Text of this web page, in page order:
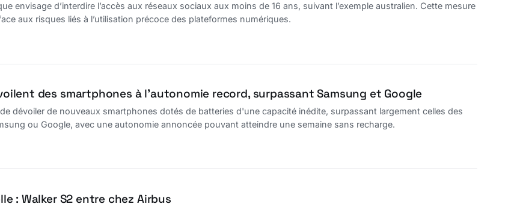
envisage d’interdire l’accès aux réseaux sociaux aux moins de 16 ans, suivant l’exemple australien. Cette mesure
aux risques liés à l’utilisation précoce des plateformes numériques.
des smartphones à l’autonomie record, surpassant Samsung et Google
dévoiler de nouveaux smartphones dotés de batteries d'une capacité inédite, surpassant largement celles des
ou Google, avec une autonomie annoncée pouvant atteindre une semaine sans recharge.
: Walker S2 entre chez Airbus